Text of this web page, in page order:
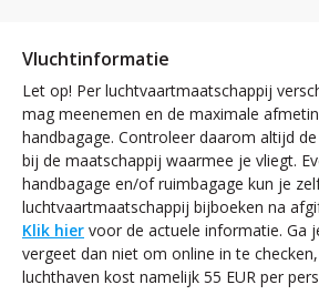
Vluchtinformatie
Let op! Per luchtvaartmaatschappij
mag meenemen en de maximale
handbagage. Controleer daarom altijd
bij de maatschappij waarmee je vliegt.
handbagage en/of ruimbagage kun je
luchtvaartmaatschappij bijboeken na
Klik hier voor de actuele informatie. Ga
vergeet dan niet om online in te
luchthaven kost namelijk 55 EUR per